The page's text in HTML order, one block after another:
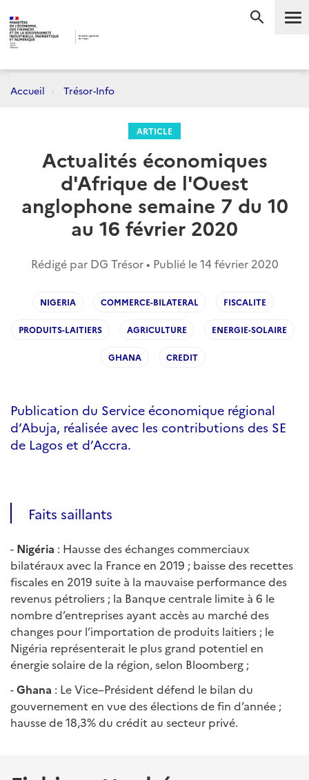
Accueil Trésor-Info
ARTICLE
Actualités économiques
d'Afrique de l'Ouest
anglophone semaine 7 du 10
au 16 février 2020
Rédigé par DG Trésor • Publié le14 février 2020
NIGERIA COMMERCE-BILATERAL FISCALITE
PRODUITS-LAITIERS AGRICULTURE ENERGIE-SOLAIRE
GHANA CREDIT
Publication du Service économique régional
d’Abuja, réalisée avec les contributions des SE
de Lagos et d’Accra.
Faits saillants
- Nigéria : Hausse des échanges commerciaux
bilatéraux avec la France en 2019 ; baisse des recettes
fiscales en 2019 suite à la mauvaise performance des
revenus pétroliers ; la Banque centrale limite à 6 le
nombre d’entreprises ayant accès au marché des
changes pour l’importation de produits laitiers ; le
Nigéria représenterait le plus grand potentiel en
énergie solaire de la région, selon Bloomberg ;
-Ghana : Le Vice–Président défend le bilan du
gouvernement en vue des élections de fin d’année ;
hausse de 18,3% du crédit au secteur privé.